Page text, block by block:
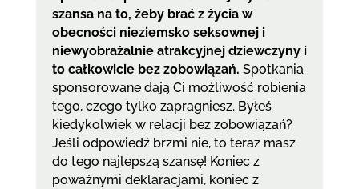
szansa na to, żeby brać z życia w
obecności nieziemsko seksownej i
niewyobrażalnie atrakcyjnej dziewczyny i
to całkowicie bez zobowiązań. Spotkania
sponsorowane dają Ci możliwość robienia
tego, czego tylko zapragniesz. Byłeś
kiedykolwiek w relacji bez zobowiązań?
Jeśli odpowiedź brzmi nie, to teraz masz
do tego najlepszą szansę! Koniec z
poważnymi deklaracjami, koniec z